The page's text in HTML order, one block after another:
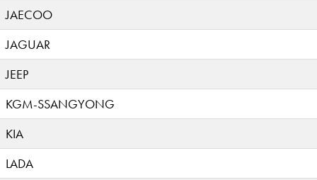
JAECOO
JAGUAR
JEEP
KGM-SSANGYONG
KIA
LADA